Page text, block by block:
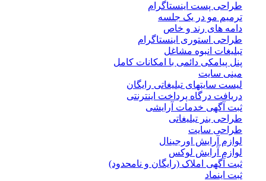
طراحی پست اینستاگرام
ترمیم مو در یک جلسه
دامه های رند و خاص
طراحی استوری اینستاگرام
تبلیغات انبوه مشاغل
پنل پیامکی دائمی با امکانات کامل
مینی سایت
لیست سایتهای تبلیغاتی رایگان
دریافت درگاه پرداخت اینترنتی
ثبت آگهی خدمات آرایشی
طراحی بنر تبلیغاتی
طراحی سایت
لوازم آرایش اورجینال
لوازم آرایش لوکس
ثبت آگهی املاک (رایگان و نامحدود)
ثبت اینماد